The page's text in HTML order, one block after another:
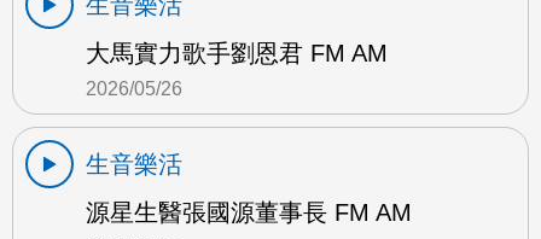
大馬實力歌手劉恩君 FM AM
2026/05/26
生音樂活
源星生醫張國源董事長 FM AM